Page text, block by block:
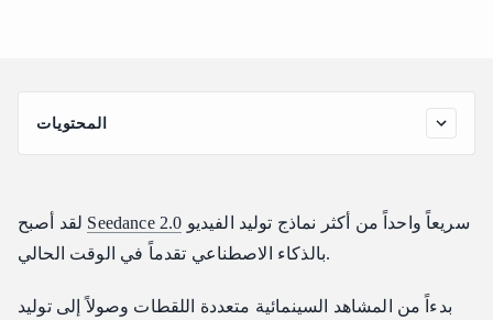
المحتويات
مقارنة الأسعار لكل ثانية (معيارية)
2. الأداء والقابلية للتوسع
3. استراتيجية فئات النموذج
Seedance مقابل نماذج أخرى
Seedance 2.0
بالذكاء الاصطناعي تقدماً في الوقت الحالي.
بدءاً من المشاهد السينمائية متعددة اللقطات وصولاً إلى توليد